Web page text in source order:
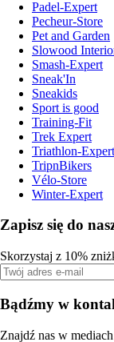
Padel-Expert
Pecheur-Store
Pet and Garden
Slowood
Smash-Expert
Sneak'In
Sneakids
Sport is good
Training-Fit
Trek Expert
Triathlon-Expert
TripnBikers
Vélo-Store
Winter-Expert
Zapisz się do
Skorzystaj z 10%
Bądźmy w
Znajdź nas w